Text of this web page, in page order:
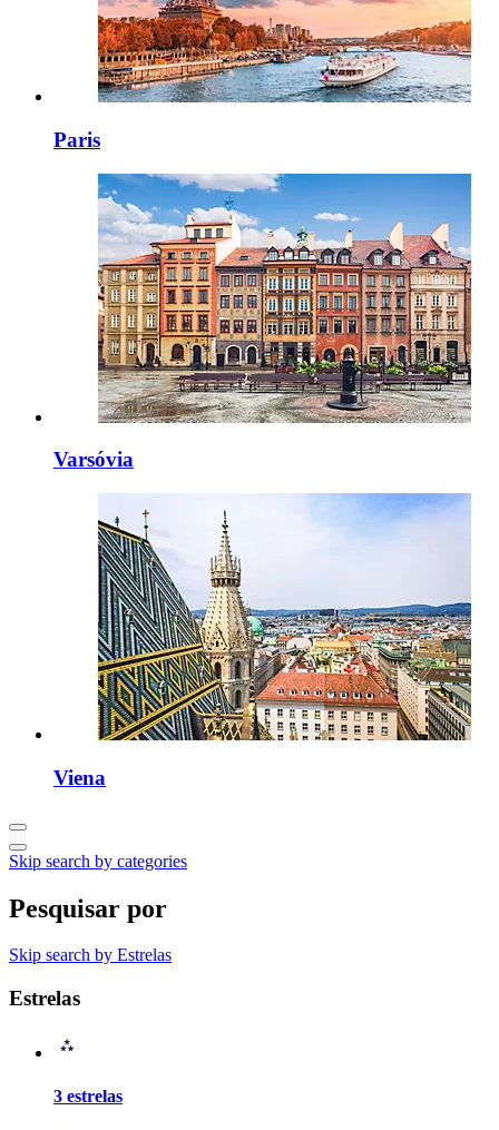
Paris
Varsóvia
Viena
Skip search by categories
Pesquisar por
Skip search by Estrelas
Estrelas
3 estrelas